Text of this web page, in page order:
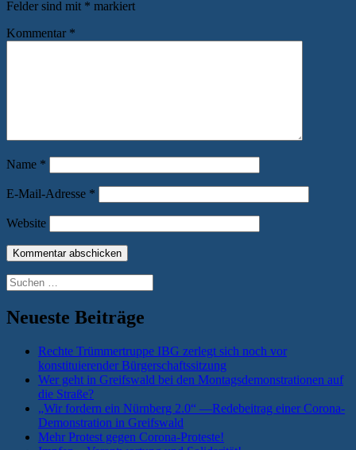
Felder sind mit * markiert
Kommentar *
Name *
E-Mail-Adresse *
Website
Suchen
nach:
Neueste Beiträge
Rechte Trümmertruppe IBG zerlegt sich noch vor
konstituierender Bürgerschaftssitzung
Wer geht in Greifswald bei den Montagsdemonstrationen auf
die Straße?
„Wir fordern ein Nürnberg 2.0“ —Redebeitrag einer Corona-
Demonstration in Greifswald
Mehr Protest gegen Corona-Proteste!